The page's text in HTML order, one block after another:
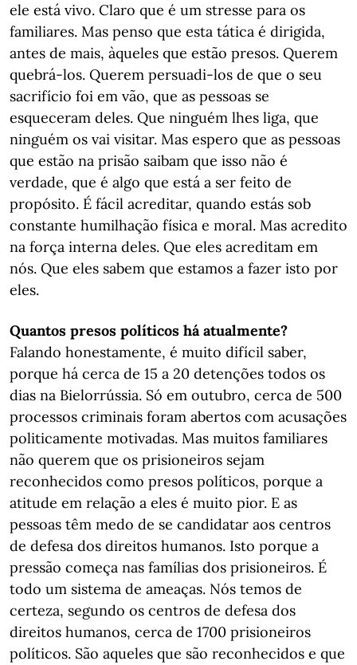
ele está vivo. Claro que é um stresse para os
familiares. Mas penso que esta tática é dirigida,
antes de mais, àqueles que estão presos. Querem
quebrá-los. Querem persuadi-los de que o seu
sacrifício foi em vão, que as pessoas se
esqueceram deles. Que ninguém lhes liga, que
ninguém os vai visitar. Mas espero que as pessoas
que estão na prisão saibam que isso não é
verdade, que é algo que está a ser feito de
propósito. É fácil acreditar, quando estás sob
constante humilhação física e moral. Mas acredito
na força interna deles. Que eles acreditam em
nós. Que eles sabem que estamos a fazer isto por
eles.
Quantos presos políticos há atualmente?
Falando honestamente, é muito difícil saber,
porque há cerca de 15 a 20 detenções todos os
dias na Bielorrússia. Só em outubro, cerca de 500
processos criminais foram abertos com acusações
politicamente motivadas. Mas muitos familiares
não querem que os prisioneiros sejam
reconhecidos como presos políticos, porque a
atitude em relação a eles é muito pior. E as
pessoas têm medo de se candidatar aos centros
de defesa dos direitos humanos. Isto porque a
pressão começa nas famílias dos prisioneiros. É
todo um sistema de ameaças. Nós temos de
certeza, segundo os centros de defesa dos
direitos humanos, cerca de 1700 prisioneiros
políticos. São aqueles que são reconhecidos e que